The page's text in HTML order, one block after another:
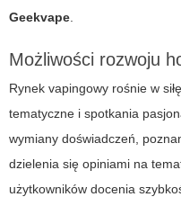
Geekvape
Możliwości rozwoju
Rynek vapingowy rośnie w
tematyczne i spotkania
wymiany doświadczeń,
dzielenia się opiniami na
użytkowników docenia